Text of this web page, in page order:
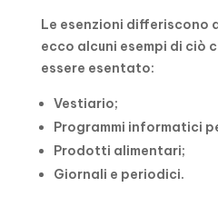
Le esenzioni differiscono
ecco alcuni esempi di ciò
essere esentato:
Vestiario;
Programmi informatici
Prodotti alimentari;
Giornali e periodici.